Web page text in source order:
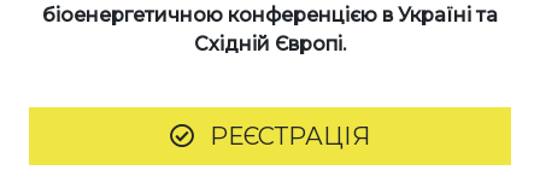
біоенергетичною конференцією в Україніта
Східній Європі.
РЕЄСТРАЦІЯ